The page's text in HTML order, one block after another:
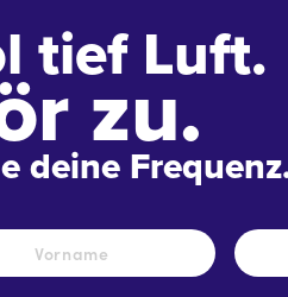
tief Luft.
zu.
deine
Vorname